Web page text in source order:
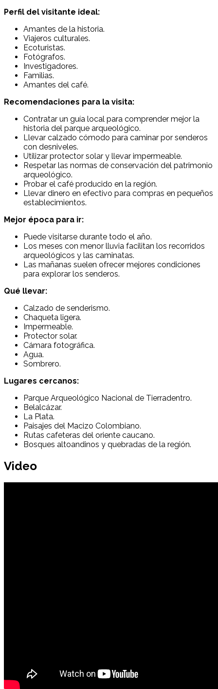
Perfil del visitante ideal:
Amantes de la historia.
Viajeros culturales.
Ecoturistas.
Fotógrafos.
Investigadores.
Familias.
Amantes del café.
Recomendaciones para la visita:
Contratar un guía local para comprender mejor la
historia del parque arqueológico.
Llevar calzado cómodo para caminar por senderos
con desniveles.
Utilizar protector solar y llevar impermeable.
Respetar las normas de conservación del patrimonio
arqueológico.
Probar el café producido en la región.
Llevar dinero en efectivo para compras en pequeños
establecimientos.
Mejor época para ir:
Puede visitarse durante todo el año.
Los meses con menor lluvia facilitan los recorridos
arqueológicos y las caminatas.
Las mañanas suelen ofrecer mejores condiciones
para explorar los senderos.
Qué llevar:
Calzado de senderismo.
Chaqueta ligera.
Impermeable.
Protector solar.
Cámara fotográfica.
Agua.
Sombrero.
Lugares cercanos:
Parque Arqueológico Nacional de Tierradentro.
Belalcázar.
La Plata.
Paisajes del Macizo Colombiano.
Rutas cafeteras del oriente caucano.
Bosques altoandinos y quebradas de la región.
Video